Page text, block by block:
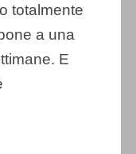
totalmente
a una
E